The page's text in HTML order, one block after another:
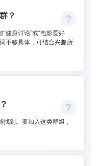
？
健身讨论”或“电影爱好
不够具体，可结合兴趣所
到。要加入这类群组，